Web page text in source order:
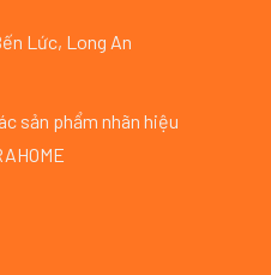
Lức, Long An
sản phẩm nhãn hiệu